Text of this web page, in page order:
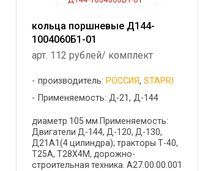
кольца поршневые Д144-
1004060Б1-01
арт. 112 рублей/ комплект
производитель: РОССИЯ, STAPRI
Применяемость: Д-21, Д-144
диаметр 105 мм Применяемость:
Двигатели Д-144, Д-120, Д-130,
Д21А1(4 цилиндра); тракторы Т-40,
Т25А, Т28Х4М, дорожно-
строительная техника. А27.00.00.001